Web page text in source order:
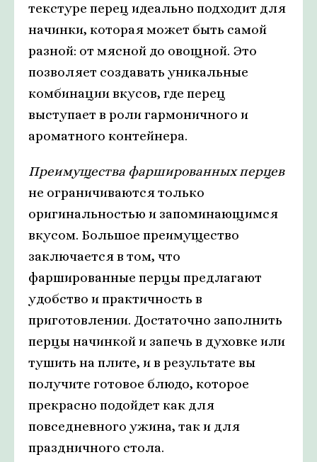
текстуре перец идеально подходит для
начинки, которая может быть самой
разной: от мясной до овощной. Это
позволяет создавать уникальные
комбинации вкусов, где перец
выступает в роли гармоничного и
ароматного контейнера.
Преимущества фаршированных перцев
не ограничиваются только
оригинальностью и запоминающимся
вкусом. Большое преимущество
заключается в том, что
фаршированные перцы предлагают
удобство и практичность в
приготовлении. Достаточно заполнить
перцы начинкой и запечь в духовке или
тушить на плите, и в результате вы
получите готовое блюдо, которое
прекрасно подойдет как для
повседневного ужина, так и для
праздничного стола.